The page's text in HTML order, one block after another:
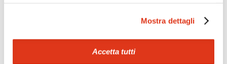
Mostra dettagli
Accetta tutti
Scopri i prezzi »